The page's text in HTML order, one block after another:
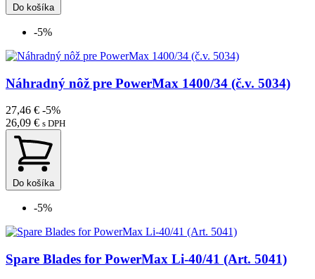
Do košíka
-5%
Náhradný nôž pre PowerMax 1400/34 (č.v. 5034)
27,46 € -5%
26,09 € s DPH
Do košíka
-5%
Spare Blades for PowerMax Li-40/41 (Art. 5041)